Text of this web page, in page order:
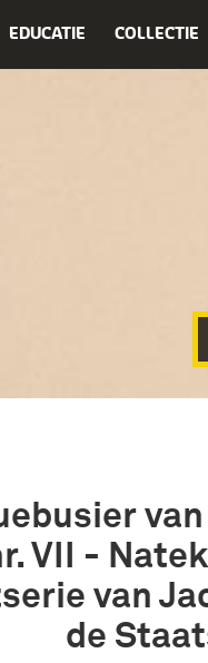
EDUCATIE COLLECTIE
VII -
van
de